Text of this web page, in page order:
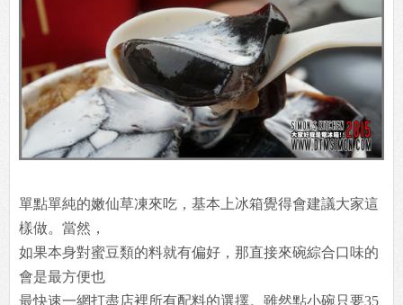
單點單純的嫩仙草凍來吃，基本上冰箱覺得會建議大家這
樣做。當然，
如果本身對蜜豆類的料就有偏好，那直接來碗綜合口味的
會是最方便也
最快速一網打盡店裡所有配料的選擇。雖然點小碗只要35